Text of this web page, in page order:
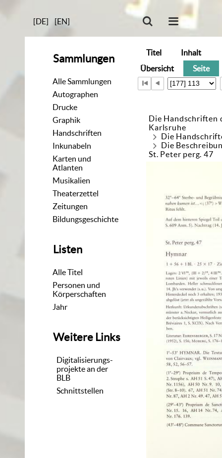
[DE] [EN]
Sammlungen
Alle Sammlungen
Autographen
Drucke
Graphik
Handschriften
Inkunabeln
Karten und
Atlanten
Musikalien
Theaterzettel
Zeitungen
Bildungsgeschichte
Listen
Alle Titel
Personen und
Körperschaften
Jahr
Weitere Links
Digitalisierungs-
projekte an der
BLB
Schnittstellen
Titel
Inhalt
Übersicht
Seite
Die Handschriften
Karlsruhe
Die
Die
St. Peter perg. 47